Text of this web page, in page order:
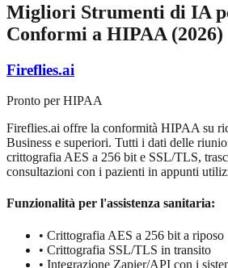
Migliori Strumenti di IA
Conformi a HIPAA (2026)
Fireflies.ai
Pronto per HIPAA
Fireflies.ai offre la conformità HIPAA su
Business e superiori. Tutti i dati delle
crittografia AES a 256 bit e SSL/TLS,
consultazioni con i pazienti in appunti
Funzionalità per l'assistenza sanitaria:
• Crittografia AES a 256 bit a riposo
• Crittografia SSL/TLS in transito
• Integrazione Zapier/API con i